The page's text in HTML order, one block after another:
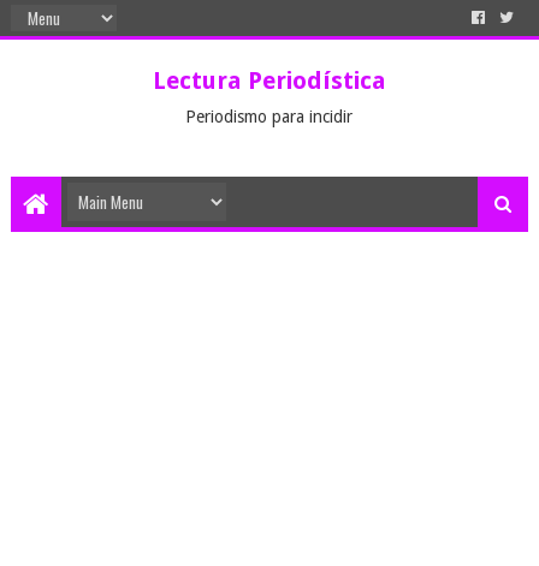
Lectura Periodística
Periodismo para incidir